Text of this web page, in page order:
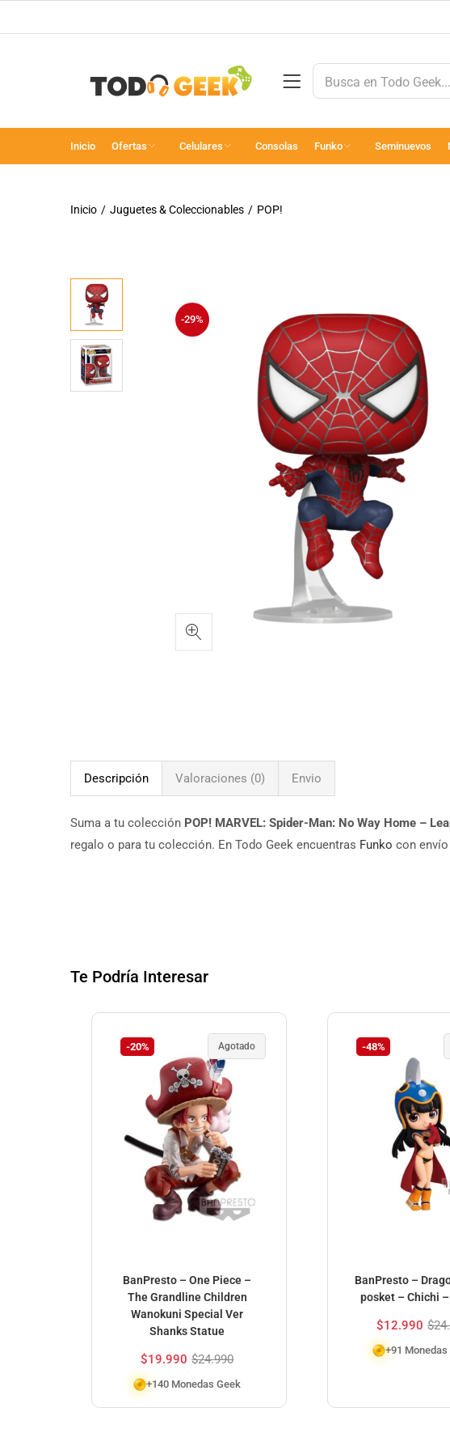
Inicio Ofertas Celulares Consolas Funko Seminuevos
Inicio Juguetes & Coleccionables POP!
-29%
Descripción Valoraciones (0) Envio
Suma a tu colección POP! MARVEL: Spider-Man: No Way Home –
regalo o para tu colección. En Todo Geek encuentras Funko con
Te Podría Interesar
-20% Agotado
BanPresto – One Piece –
The Grandline Children
Wanokuni Special Ver
Shanks Statue
$19.990 $24.990
+140 Monedas Geek
-48%
BanPresto –
posket – Chichi
$12.990 $
+91 Monedas